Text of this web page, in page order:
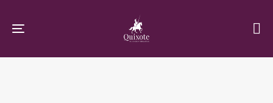
links
Toggle navigation